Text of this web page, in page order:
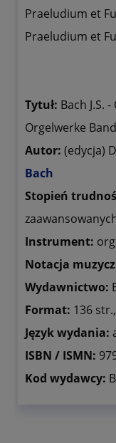
Praeludium et
Praeludium et
Tytuł: Bach J.S.
Orgelwerke
Autor: (edycja)
Bach
Stopień
Instrument:
Notacja
Wydawnictwo:
Format: 136
Język wydania:
ISBN / ISMN:
Kod wydawcy: